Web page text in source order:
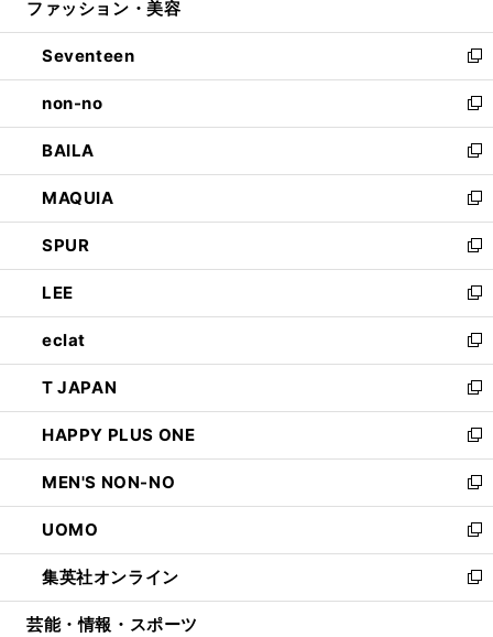
開
く
ウ
で
開
く
ン
ド
ウ
で
開
く
ファッション・美容
Seventeen
新
し
い
ウ
ィ
ン
ド
ウ
で
開
く
non-no
新
し
い
ウ
ィ
ン
ド
ウ
で
開
く
BAILA
新
し
い
ウ
ィ
ン
ド
ウ
で
開
く
MAQUIA
新
し
い
ウ
ィ
ン
ド
ウ
で
開
く
SPUR
新
し
い
ウ
ィ
ン
ド
ウ
で
開
く
LEE
新
し
い
ウ
ィ
ン
ド
ウ
で
開
く
eclat
新
し
い
ウ
ィ
ン
ド
ウ
で
開
く
T JAPAN
新
し
い
ウ
ィ
ン
ド
ウ
で
開
HAPPY PLUS ONE
新
し
い
ウ
ィ
ン
ド
ウ
MEN'S NON-NO
新
し
い
ウ
ィ
ン
UOMO
新
し
い
ウ
集英社オンライン
新
し
芸能・情報・スポーツ